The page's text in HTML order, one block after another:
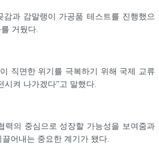
과 감말랭이 가공품 테스트를 진행했으
거뒀다.
직면한 위기를 극복하기 위해 국제 교류
시켜 나가겠다”고 말했다.
력의 중심으로 성장할 가능성을 보여줌과
어내는 중요한 계기가 됐다.